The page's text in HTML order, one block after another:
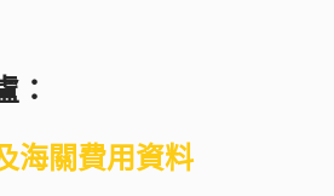
：
海關費用資料